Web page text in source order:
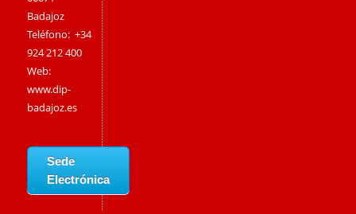
Badajoz
Teléfono: +34
924 212 400
Web:
www.dip-
badajoz.es
Sede
Electrónica